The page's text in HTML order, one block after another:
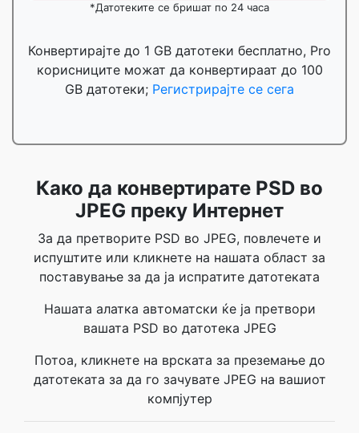
*Датотеките се бришат по 24 часа
Конвертирајте до 1 GB датотеки бесплатно, Pro
корисниците можат да конвертираат до 100
GB датотеки; Регистрирајте се сега
Како да конвертирате PSD во
JPEG преку Интернет
За да претворите PSD во JPEG, повлечете и
испуштите или кликнете на нашата област за
поставување за да ја испратите датотеката
Нашата алатка автоматски ќе ја претвори
вашата PSD во датотека JPEG
Потоа, кликнете на врската за преземање до
датотеката за да го зачувате JPEG на вашиот
компјутер